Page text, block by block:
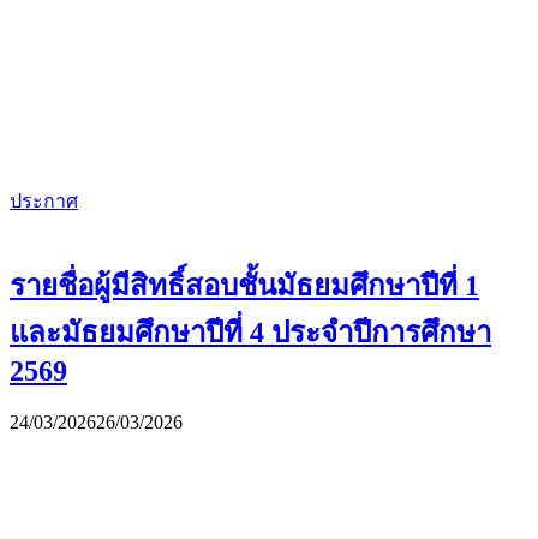
ประกาศ
รายชื่อผู้มีสิทธิ์สอบชั้นมัธยมศึกษาปีที่ 1
และมัธยมศึกษาปีที่ 4 ประจำปีการศึกษา
2569
24/03/202626/03/2026